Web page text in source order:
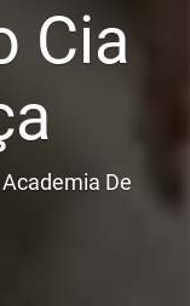
Cia
De